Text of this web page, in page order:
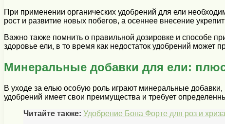
При применении органических удобрений для ели
рост и развитие новых побегов, а осеннее внесение
Важно также помнить о правильной дозировке и способе
здоровье ели, в то время как недостаток удобрений может
Минеральные добавки для ели:
В уходе за елью особую роль играют минеральные
удобрений имеет свои преимущества и требует
Читайте также: Удобрение Бона Форте для роз и